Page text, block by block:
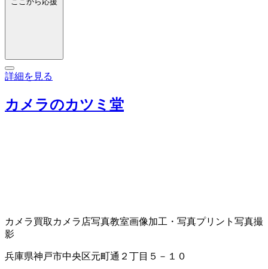
詳細を見る
カメラのカツミ堂
カメラ買取 カメラ店写真教室画像加工・写真プリント 写真撮
影
兵庫県神戸市中央区元町通２丁目５－１０